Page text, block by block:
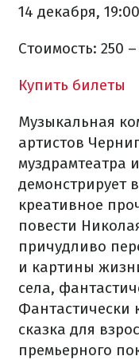
14 декабря, 19:00
Стоимость: 250
Купить билеты
Музыкальная
артистов
муздрамтеатра
демонстрирует
креативное
повести
причудливо
и картины
села,
Фантастически
сказка для
премьерного